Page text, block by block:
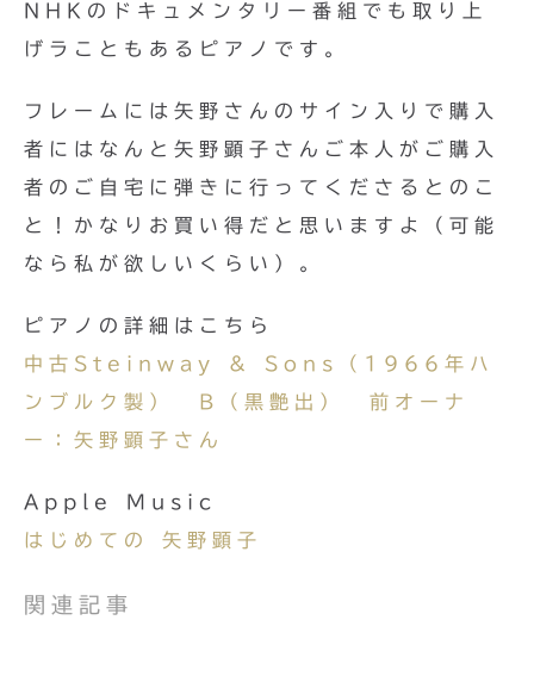
NHKのドキュメンタリー番組でも取り上
げラこともあるピアノです。
フレームには矢野さんのサイン入りで購入
者にはなんと矢野顕子さんご本人がご購入
者のご自宅に弾きに行ってくださるとのこ
と！かなりお買い得だと思いますよ（可能
なら私が欲しいくらい）。
ピアノの詳細はこちら
中古Steinway & Sons（1966年ハ
ンブルク製） B（黒艶出） 前オーナ
ー：矢野顕子さん
Apple Music
はじめての 矢野顕子
関連記事